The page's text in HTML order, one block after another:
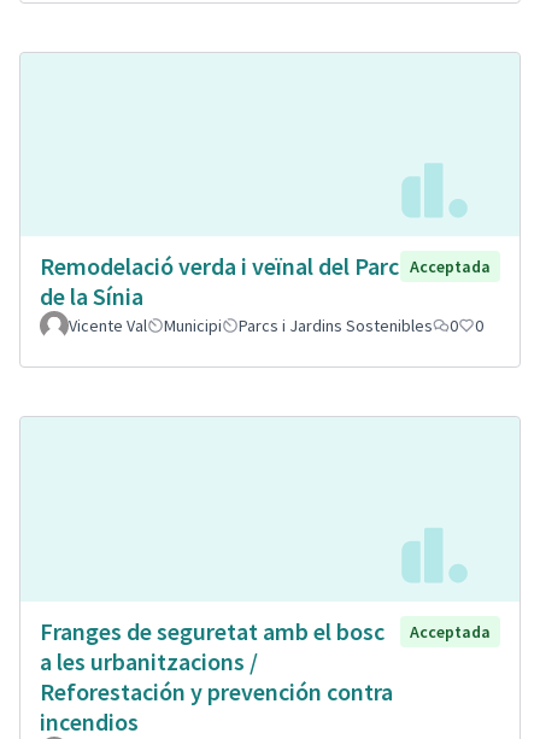
Remodelació verda i veïnal del Parc
de la Sínia
Acceptada
Vicente Val Municipi Parcs i Jardins Sostenibles 0 0
Franges de seguretat amb el bosc
a les urbanitzacions /
Reforestación y prevención contra
incendios
Acceptada